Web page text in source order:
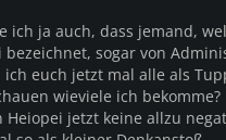
ich ja auch, dass jemand,
bezeichnet, sogar von
ich euch jetzt mal alle als
wieviele ich bekomme?
Heiopei jetzt keine allzu